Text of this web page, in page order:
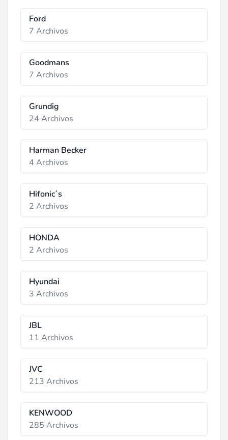
Ford
7 Archivos
Goodmans
7 Archivos
Grundig
24 Archivos
Harman Becker
4 Archivos
Hifonic´s
2 Archivos
HONDA
2 Archivos
Hyundai
3 Archivos
JBL
11 Archivos
JVC
213 Archivos
KENWOOD
285 Archivos